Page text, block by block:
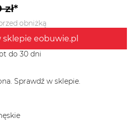
zł*
obniżką
sklepie eobuwie.pl
do 30 dni
Sprawdź w sklepie.